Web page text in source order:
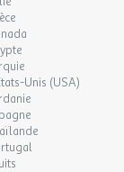
de
de l'arrière-
entre
Retour le
09/09/2026
Retour le
10/09/2026
Retour le
Unis (USA)